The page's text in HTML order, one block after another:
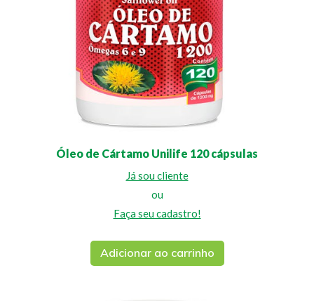
Óleo de Cártamo Unilife 120 cápsulas
Já sou cliente
ou
Faça seu cadastro!
Adicionar ao carrinho